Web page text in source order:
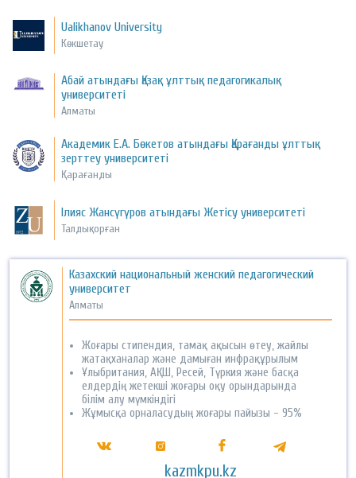
Ualikhanov University
Көкшетау
Абай атындағы Қазақ ұлттық педагогикалық
университеті
Алматы
Академик Е.А. Бөкетов атындағы Қарағанды ұлттық
зерттеу университеті
Қарағанды
Ілияс Жансүгүров атындағы Жетісу университеті
Талдықорған
Казахский национальный женский педагогический
университет
Алматы
Жоғары стипендия, тамақ ақысын өтеу, жайлы
жатақханалар және дамыған инфрақұрылым
Ұлыбритания, АҚШ, Ресей, Түркия және басқа
елдердің жетекші жоғары оқу орындарында
білім алу мүмкіндігі
Жұмысқа орналасудың жоғары пайызы - 95%
kazmkpu.kz